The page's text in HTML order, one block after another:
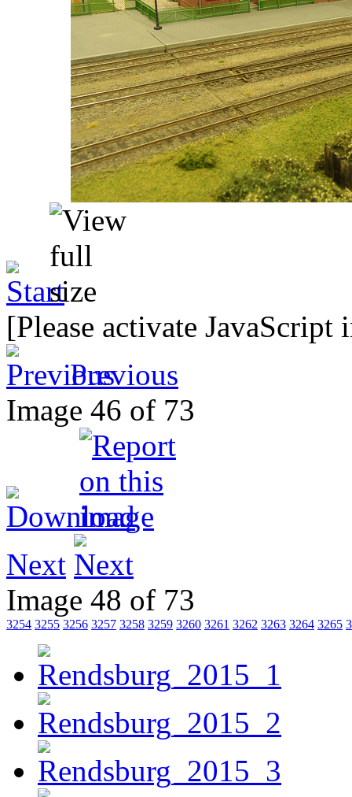
[Please activate
Previous
Image 46 of 73
Next
Image 48 of 73
3254 3255 3256 3257 3258 3259 3260 3261 3262 3263 3264 3265